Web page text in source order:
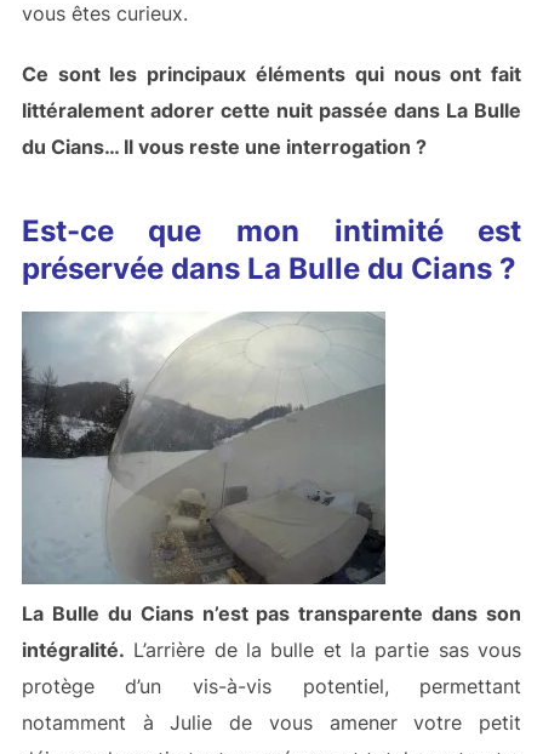
vous êtes curieux.
Ce sont les principaux éléments qui nous ont fait
littéralement adorer cette nuit passée dans La Bulle
du Cians… Il vous reste une interrogation ?
Est-ce que mon intimité est
préservée dans La Bulle du Cians ?
La Bulle du Cians n’est pas transparente dans son
intégralité. L’arrière de la bulle et la partie sas vous
protège d’un vis-à-vis potentiel, permettant
notamment à Julie de vous amener votre petit